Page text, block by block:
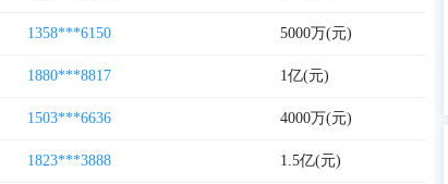
1358***6150 5000万(元)
1880***8817 1亿(元)
1503***6636 4000万(元)
1823***3888 1.5亿(元)